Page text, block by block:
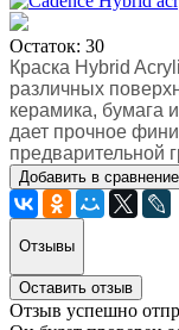
Остаток: 30
Краска Hybrid
различных
керамика, бумага
дает прочное
предварительной
Добавить в сравнение
Отзывы
Оставить отзыв
Отзыв успешно